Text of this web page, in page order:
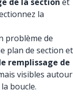
la
problème de
plan de section et
remplissage de
visibles autour
boucle.